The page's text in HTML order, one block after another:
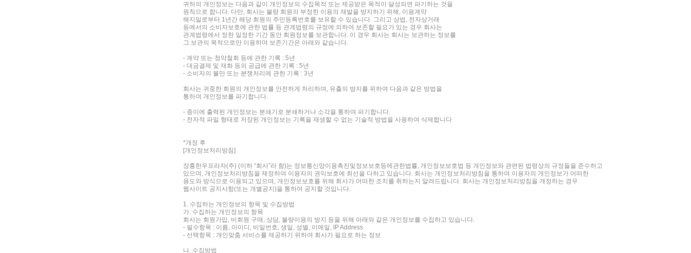
귀하의 개인정보는 다음과 같이 개인정보의 수집목적 또는 제공받은 목적이 달성되면 파기하는 것을
원칙으로 합니다. 다만, 회사는 불량 회원의 부정한 이용의 재발을 방지하기 위해, 이용계약
해지일로부터 1년간 해당 회원의 주민등록번호를 보유할 수 있습니다. 그리고 상법, 전자상거래
등에서의 소비자보호에 관한 법률 등 관계법령의 규정에 의하여 보존할 필요가 있는 경우 회사는
관계법령에서 정한 일정한 기간 동안 회원정보를 보관합니다. 이 경우 회사는 회사는 보관하는 정보를
그 보관의 목적으로만 이용하며 보존기간은 아래와 같습니다.
- 계약 또는 청약철회 등에 관한 기록 : 5년
- 대금결제 및 재화 등의 공급에 관한 기록 : 5년
- 소비자의 불만 또는 분쟁처리에 관한 기록 : 3년
회사는 귀중한 회원의 개인정보를 안전하게 처리하며, 유출의 방지를 위하여 다음과 같은 방법을
통하여 개인정보를 파기합니다.
- 종이에 출력된 개인정보는 분쇄기로 분쇄하거나 소각을 통하여 파기합니다.
- 전자적 파일 형태로 저장된 개인정보는 기록을 재생할 수 없는 기술적 방법을 사용하여 삭제합니다
*개정 후
[개인정보처리방침]
장흥한우프라자(주) (이하 “회사”라 함)는 정보통신망이용촉진및정보보호등에관한법률, 개인정보보호법 등 개인정보와 관련된 법령상의 규정들을 준수하고
있으며, 개인정보처리방침을 제정하여 이용자의 권익보호에 최선을 다하고 있습니다. 회사는 개인정보처리방침을 통하여 이용자의 개인정보가 어떠한
용도와 방식으로 이용되고 있으며, 개인정보보호를 위해 회사가 어떠한 조치를 취하는지 알려드립니다. 회사는 개인정보처리방침을 개정하는 경우
웹사이트 공지사항(또는 개별공지)을 통하여 공지할 것입니다.
1. 수집하는 개인정보의 항목 및 수집방법
가. 수집하는 개인정보의 항목
회사는 회원가입, 비회원 구매, 상담, 불량이용의 방지 등을 위해 아래와 같은 개인정보를 수집하고 있습니다.
- 필수항목 : 이름, 아이디, 비밀번호, 생일, 성별, 이메일, IP Address
- 선택항목 : 개인맞춤 서비스를 제공하기 위하여 회사가 필요로 하는 정보
나. 수집방법